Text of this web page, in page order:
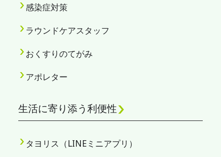
感染症対策
ラウンドケアスタッフ
おくすりのてがみ
アポレター
生活に寄り添う利便性
タヨリス（LINEミニアプリ）